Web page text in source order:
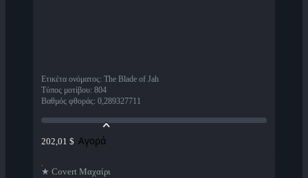
Ετικέτα ονόματος: The Blade of Jah
Τύπος μοτίβου: 804
Βαθμός φθοράς: 0,289327711
202,01 $ Αγορά
★ Covert Μαχαίρι